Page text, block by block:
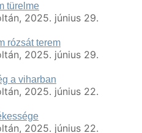
türelme
, 2025. június 29.
rózsát terem
, 2025. június 29.
a viharban
, 2025. június 22.
, 2025. június 22.